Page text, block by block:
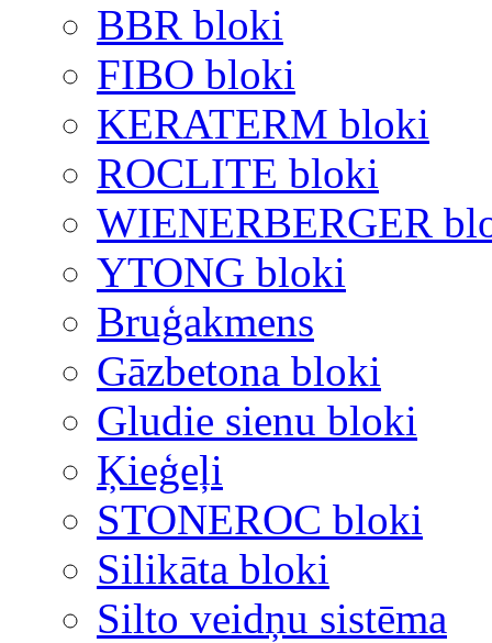
BBR bloki
FIBO bloki
KERATERM bloki
ROCLITE bloki
WIENERBERGER
YTONG bloki
Bruģakmens
Gāzbetona bloki
Gludie sienu bloki
Ķieģeļi
STONEROC bloki
Silikāta bloki
Silto veidņu sistēma